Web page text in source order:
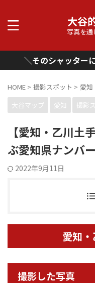
大谷
写真を
＼そのシャッター
HOME > 撮影スポット > 愛知
大谷マップ
愛知 撮影
【愛知・乙川土
ぶ愛知県ナンバ
2022年9月11日
愛知
撮影した写真